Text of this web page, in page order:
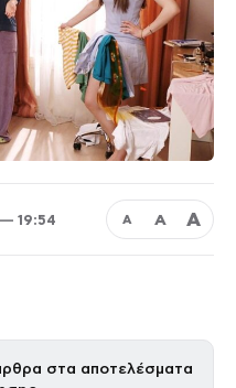
19:54 Α Α Α
στα αποτελέσματα